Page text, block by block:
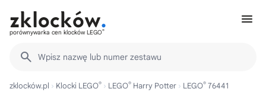
porównywarka cen klocków LEGO®
Wpisz nazwę lub numer zestawu
zklocków.pl Klocki LEGO® LEGO® Harry Potter LEGO® 76441